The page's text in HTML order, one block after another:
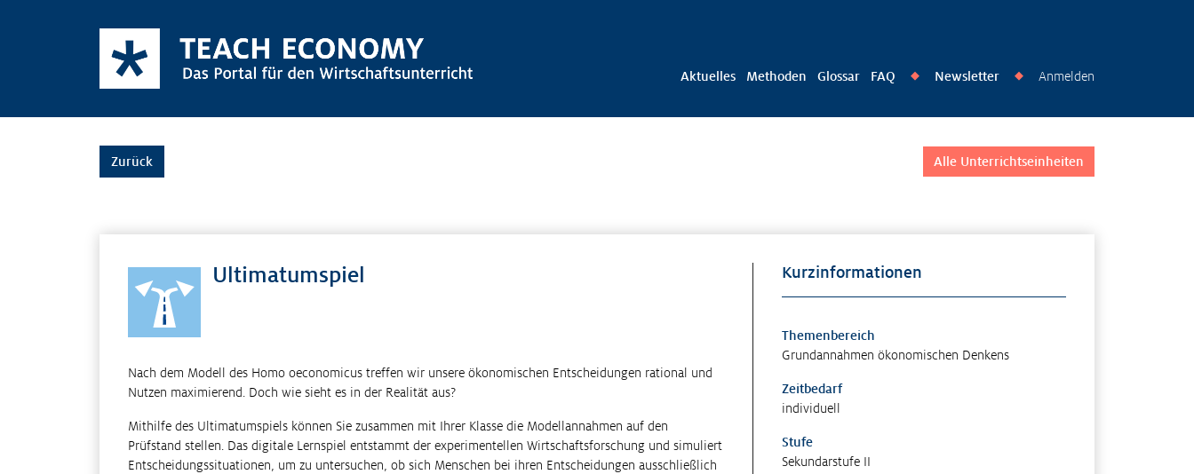
Aktuelles Methoden Glossar FAQ ◆ Newsletter ◆ Anmelden
Zurück Alle Unterrichtseinheiten
Ultimatumspiel
Nach dem Modell des Homo oeconomicus treffen wir unsere ökonomischen Entscheidungen rational und
Nutzen maximierend. Doch wie sieht es in der Realität aus?
Mithilfe des Ultimatumspiels können Sie zusammen mit Ihrer Klasse die Modellannahmen auf den
Prüfstand stellen. Das digitale Lernspiel entstammt der experimentellen Wirtschaftsforschung und simuliert
Entscheidungssituationen, um zu untersuchen, ob sich Menschen bei ihren Entscheidungen ausschließlich
Kurzinformationen
Themenbereich
Grundannahmen ökonomischen Denkens
Zeitbedarf
individuell
Stufe
Sekundarstufe II